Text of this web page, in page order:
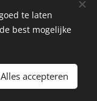
januari 2027
Cookies
te laten
best mogelijke
Alles accepteren